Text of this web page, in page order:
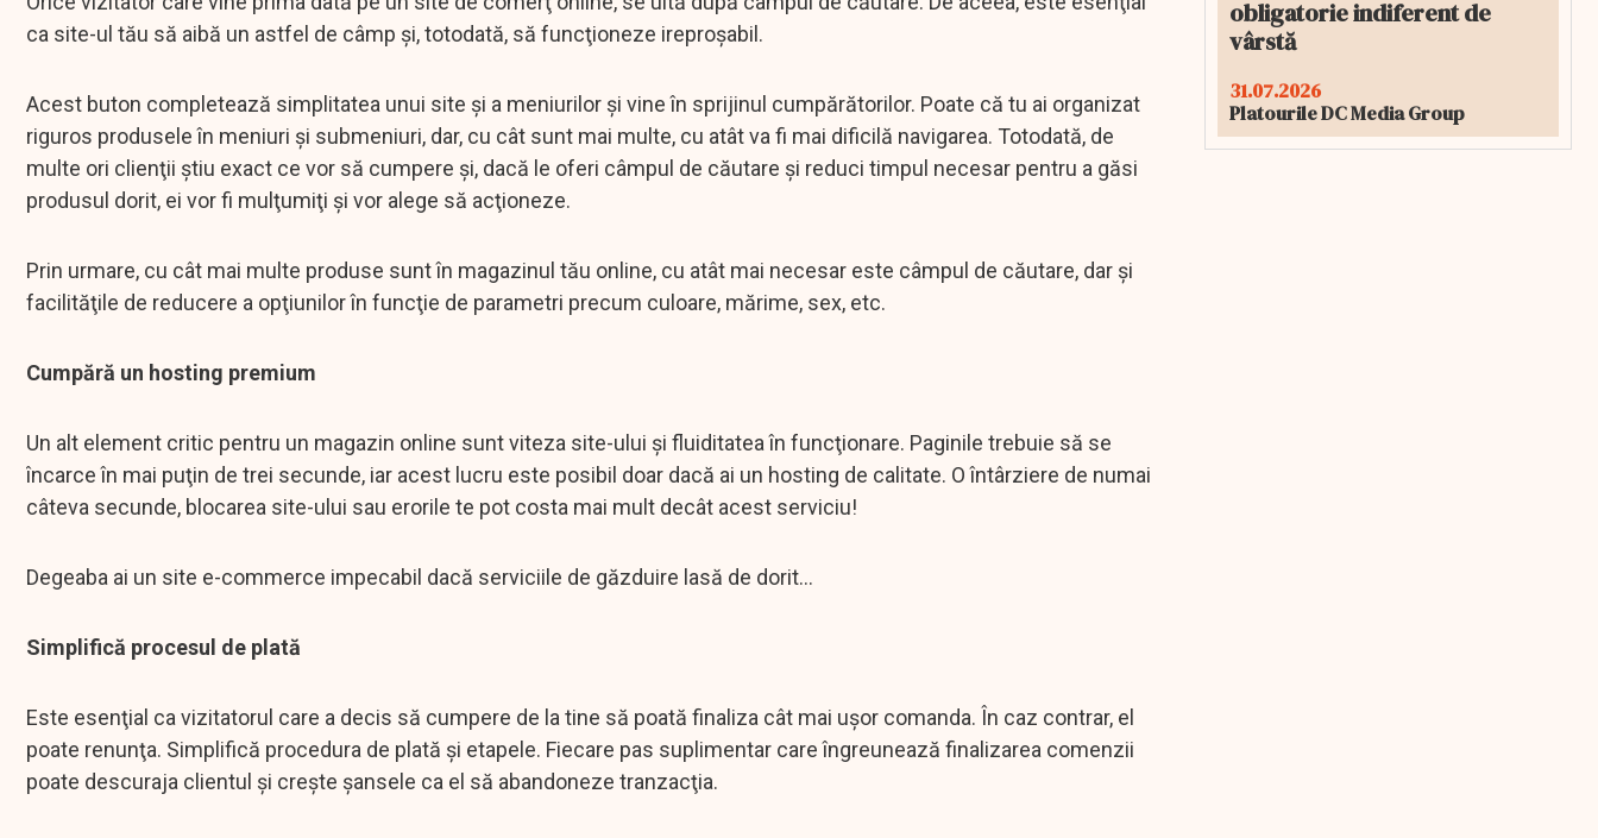
ca site-ul tău să aibă un astfel de câmp şi, totodată, să funcţioneze ireproşabil.
Acest buton completează simplitatea unui site şi a meniurilor şi vine în sprijinul cumpărătorilor. Poate că tu ai organizat
riguros produsele în meniuri şi submeniuri, dar, cu cât sunt mai multe, cu atât va fi mai dificilă navigarea. Totodată, de
multe ori clienţii ştiu exact ce vor să cumpere şi, dacă le oferi câmpul de căutare şi reduci timpul necesar pentru a găsi
produsul dorit, ei vor fi mulţumiţi şi vor alege să acţioneze.
Prin urmare, cu cât mai multe produse sunt în magazinul tău online, cu atât mai necesar este câmpul de căutare, dar şi
facilităţile de reducere a opţiunilor în funcţie de parametri precum culoare, mărime, sex, etc.
Cumpără un hosting premium
Un alt element critic pentru un magazin online sunt viteza site-ului şi fluiditatea în funcţionare. Paginile trebuie să se
încarce în mai puţin de trei secunde, iar acest lucru este posibil doar dacă ai un hosting de calitate. O întârziere de numai
câteva secunde, blocarea site-ului sau erorile te pot costa mai mult decât acest serviciu!
Degeaba ai un site e-commerce impecabil dacă serviciile de găzduire lasă de dorit…
Simplifică procesul de plată
Este esenţial ca vizitatorul care a decis să cumpere de la tine să poată finaliza cât mai uşor comanda. În caz contrar, el
poate renunţa. Simplifică procedura de plată şi etapele. Fiecare pas suplimentar care îngreunează finalizarea comenzii
poate descuraja clientul şi creşte şansele ca el să abandoneze tranzacţia.
obligatorie indiferent de
vârstă
31.07.2026
Platourile DC Media Group